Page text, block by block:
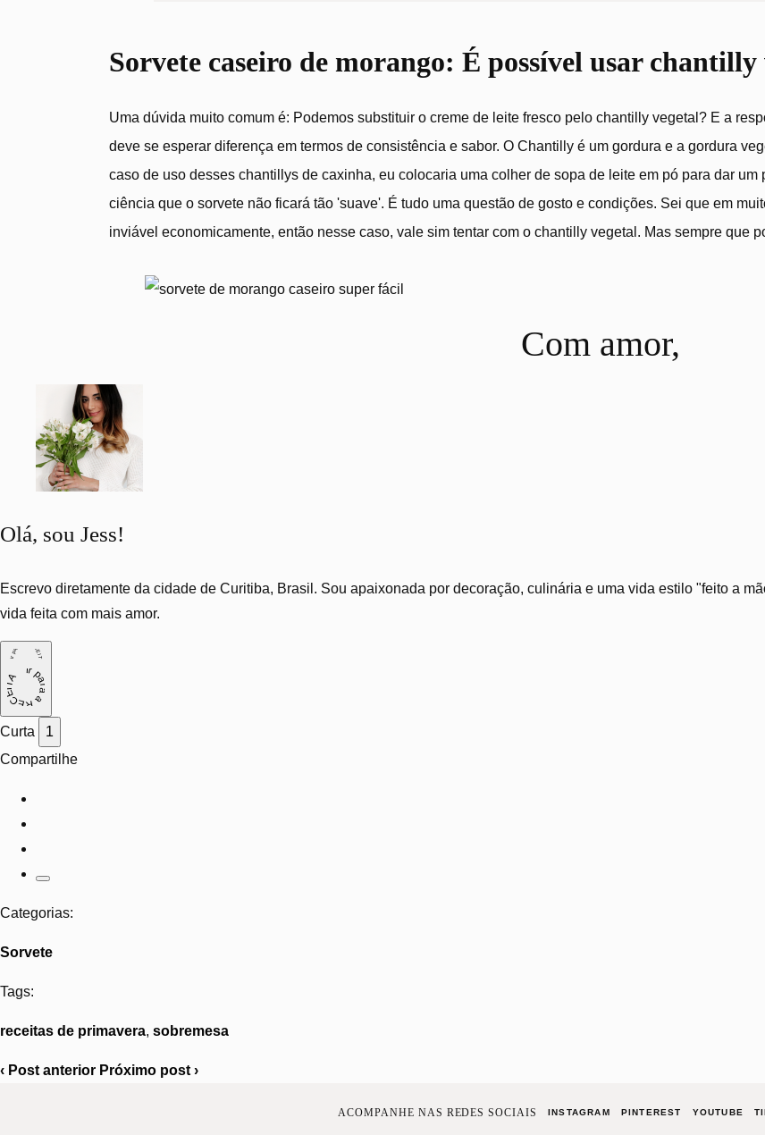
Sorvete caseiro de morango: É possível usar chantilly
Uma dúvida muito comum é: Podemos substituir o creme de leite fresco pelo chantilly vegetal? E a
deve se esperar diferença em termos de consistência e sabor. O Chantilly é um gordura e a gordura
caso de uso desses chantillys de caxinha, eu colocaria uma colher de sopa de leite em pó para dar
ciência que o sorvete não ficará tão 'suave'. É tudo uma questão de gosto e condições. Sei que em
inviável economicamente, então nesse caso, vale sim tentar com o chantilly vegetal. Mas sempre que
Com amor,
Olá, sou Jess!
Escrevo diretamente da cidade de Curitiba, Brasil. Sou apaixonada por decoração, culinária e uma vida estilo "feito a
vida feita com mais amor.
ir para a RECEITA
ir para a RECEITA
Curta
1
Compartilhe
Categorias:
Sorvete
Tags:
receitas de primavera, sobremesa
‹ Post anterior Próximo post ›
ACOMPANHE NAS REDES SOCIAIS INSTAGRAM PINTEREST YOUTUBE